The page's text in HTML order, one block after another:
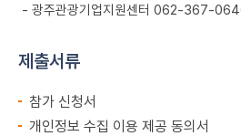
- 광주관광기업지원센터 062-367-
제출서류
참가 신청서
개인정보 수집 이용 제공 동의서